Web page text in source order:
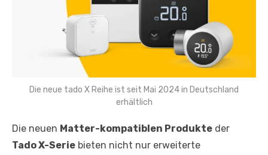
Die neue tado X Reihe ist seit Mai 2024 in Deutschland
erhältlich
Die neuen Matter-kompatiblen Produkte der
Tado X-Serie bieten nicht nur erweiterte